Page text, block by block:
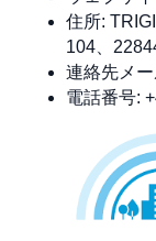
住所:
104、
連絡先メ
電話番号: